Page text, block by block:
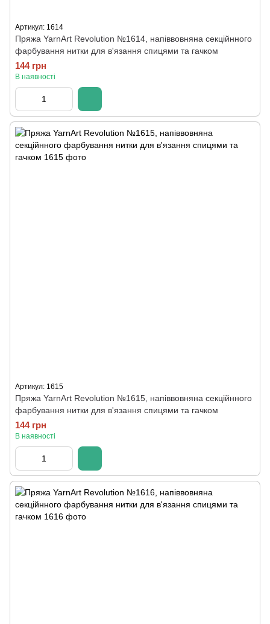
Артикул: 1614
Пряжа YarnArt Revolution №1614, напіввовняна секційнного
фарбування нитки для в'язання спицями та гачком
144 грн
В наявності
Артикул: 1615
Пряжа YarnArt Revolution №1615, напіввовняна секційнного
фарбування нитки для в'язання спицями та гачком
144 грн
В наявності